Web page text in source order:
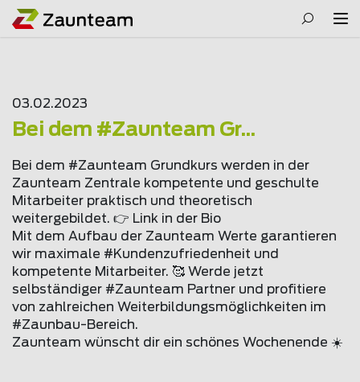
03.02.2023
Bei dem #Zaunteam Gr...
Bei dem #Zaunteam Grundkurs werden in der
Zaunteam Zentrale kompetente und geschulte
Mitarbeiter praktisch und theoretisch
weitergebildet. 👉 Link in der Bio
Mit dem Aufbau der Zaunteam Werte garantieren
wir maximale #Kundenzufriedenheit und
kompetente Mitarbeiter. 🥰 Werde jetzt
selbständiger #Zaunteam Partner und profitiere
von zahlreichen Weiterbildungsmöglichkeiten im
#Zaunbau-Bereich.
Zaunteam wünscht dir ein schönes Wochenende ☀️